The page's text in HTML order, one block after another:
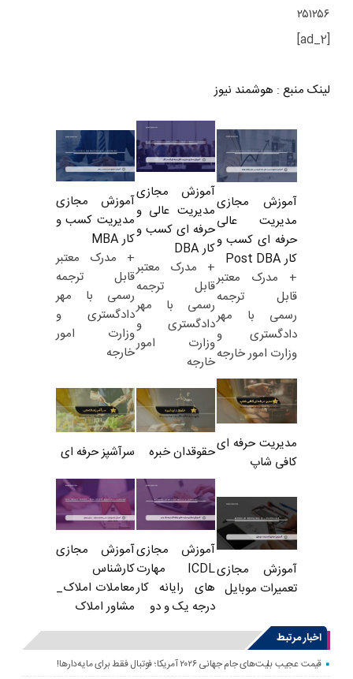
۲۵۱۲۵۶
[ad_2]
لینک منبع : هوشمند نیوز
آموزش مجازی
مدیریت عالی
حرفه ای کسب و
کار Post DBA
+ مدرک معتبر
قابل ترجمه
رسمی با مهر
دادگستری و
وزارت امور خارجه
آموزش مجازی
مدیریت عالی و
حرفه ای کسب و
کار DBA
+ مدرک معتبر
قابل ترجمه
رسمی با مهر
دادگستری و
وزارت امور
خارجه
آموزش مجازی
مدیریت کسب و
کار MBA
+ مدرک معتبر
قابل ترجمه
رسمی با مهر
دادگستری و
وزارت امور
خارجه
مدیریت حرفه ای
کافی شاپ
حقوقدان خبره سرآشپز حرفه ای
آموزش مجازی
تعمیرات موبایل
آموزش مجازی
ICDL مهارت
های رایانه کار
درجه یک و دو
آموزش مجازی
کارشناس
معاملات املاک_
مشاور املاک
اخبار مرتبط
قیمت عجیب بلیت‌های جام جهانی ۲۰۲۶ آمریکا؛ فوتبال فقط برای مایه‌دارها!